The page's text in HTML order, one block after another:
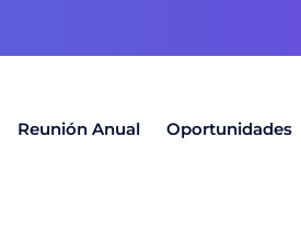
Reunión Anual Oportunidades